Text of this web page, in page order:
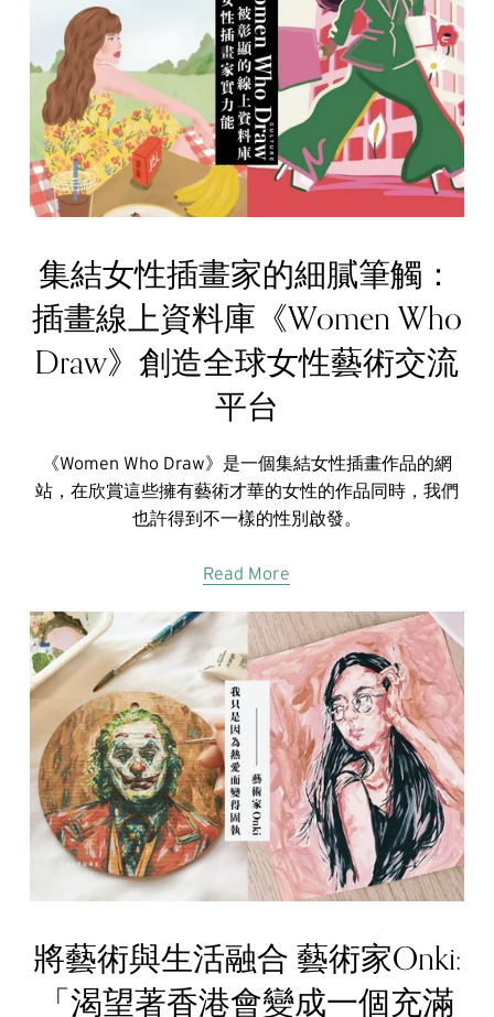
集結女性插畫家的細膩筆觸：
插畫線上資料庫《Women Who
Draw》創造全球女性藝術交流
平台
《Women Who Draw》是一個集結女性插畫作品的網
站，在欣賞這些擁有藝術才華的女性的作品同時，我們
也許得到不一樣的性別啟發。
Read More
將藝術與生活融合 藝術家Onki:
「渴望著香港會變成一個充滿